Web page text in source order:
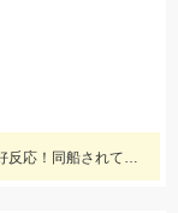
当日は赤黄カラーのスッテ、ドロッパーに好反応！同船されていたお客様はプラ角やエサ巻きスッテも掛けておりました。パチコンをされた方はカラーローテーションが重要との事。チャートやピンク系のカラーに反応良かったそうです。